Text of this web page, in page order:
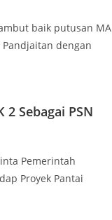
baik putusan MA
dengan
Sebagai PSN
Pemerintah
Proyek Pantai